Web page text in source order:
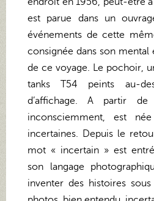
est parue dans un
événements de cette
consignée dans son
de ce voyage. Le pochoir,
tanks T54 peints au-
d’affichage. A partir
inconsciemment, est
incertaines. Depuis le
mot « incertain » est
son langage
inventer des histoires